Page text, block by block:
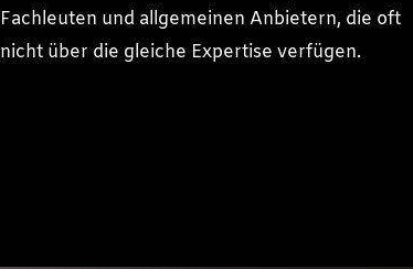
Fachleuten und allgemeinen Anbietern, die oft
nicht über die gleiche Expertise verfügen.